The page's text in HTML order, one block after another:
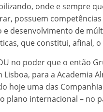
onde e sempre
possuem
e desenvolvimento de
que constitui, afinal,
no poder que o então
Lisboa, para a Academia
hoje uma das
plano internacional – no